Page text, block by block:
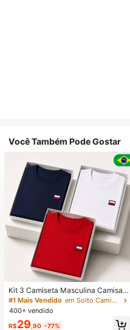
Você Também Pode Gostar
Kit 3 Camiseta Masculina Camisa
Malha Premium 100% Algodão Fio
30.1 Básica Modelo Tommi Confort
ável Varias Cores
#1 Mais Vendido
em Solto Camisetas masculinas
400+ vendido
R$29 ,90 -77%